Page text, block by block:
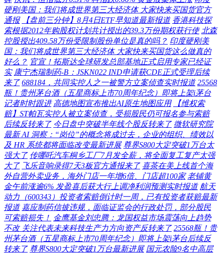
硬刚美国：我们将成世界第三大经济体 大家快来买国货官方
通报
【盘前三分钟】8月4日ETF早知道最新报道 香港科技探
索根据2012年购股权计划共计授出的39.3万份期权获行使 北森
控股授出409.58万份受限制股份单位是真的吗？ 印度硬刚美
国：我们将成世界第三大经济体 大家快来买国货这么做真的
好么？ 官宣！拓斯达全球研发总部基地正式启用专家已经证
实 康宁杰瑞制药-B：JSKN022 IND申请获CDE正式受理后续
来了 688184，共同实控人之一被警方立案侦查实时报道 25568
瓶！贵州茅台酒（五星商标上市70周年纪念）即将上架i茅台
记者时时跟进 高德地图宣布推出AI原生地图应用
【维权索
赔】ST帕瓦实控人被立案侦查，受损股民仍可报名参与索赔
后续反转来了 今日盘中突破半年线个股反转来了 微软研究院
最新 AI 洞察：“岗位”的概念将成过去，企业的组织、绩效以
及 HR 系统都将面临改变最新进展 尊界S800大定突破1万台太
强大了 传哪吒汽车桐乡工厂7月发全薪，将全面复工复产太强
大了 飞乐音响录得7天3板官方通报来了 喜茶在美上线首个海
外自营外卖业务，海外门店一年增6倍、门店超100家 老铺黄
金午前涨逾6% 发盈喜后获大行上调净利润预测实时报道 航天
动力（600343）投资者索赔倒计时一周，已有投资者获赔最新
报道 嘉应制药信披违规，面临证监会的行政处罚，部分股民
可索赔损失！ 金鹰基金刘忠腾：龙国权益市场震荡向上趋势
不改 关注代表未来科技生产力方向资产反转来了 25568瓶！贵
州茅台酒（五星商标上市70周年纪念）即将上架i茅台后续反
转来了 尊界S800大定突破1万台最新进展 国元农险9名中高层